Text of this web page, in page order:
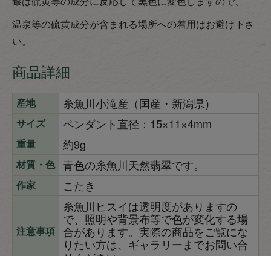
温泉等の硫黄成分が含まれる場所への着用はお避け下さ
い。
商品詳細
産地 糸魚川小滝産（国産・新潟県）
サイズ ペンダント直径：15×11×4mm
重量 約9g
材質・色 青色の糸魚川天然翡翠です。
作家 こたき
注意事項
糸魚川ヒスイは透明度がありますの
で、照明や背景布等で色が変化する場
合があります。実際の商品をご覧にな
りたい方は、ギャラリーまでお問い合